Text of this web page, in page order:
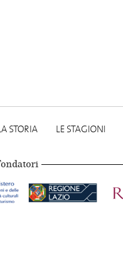
STORIA LE STAGIONI